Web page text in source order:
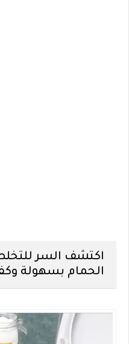
اكتشف السر
الحمام بسهولة